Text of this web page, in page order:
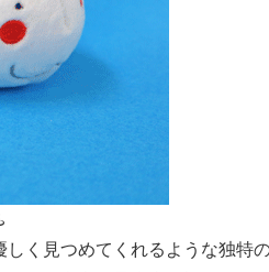
く見つめてくれるような独